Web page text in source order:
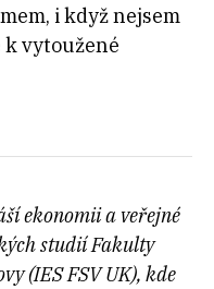
i když nejsem
k vytoužené
ekonomii a veřejné
studií Fakulty
(IES FSV UK), kde